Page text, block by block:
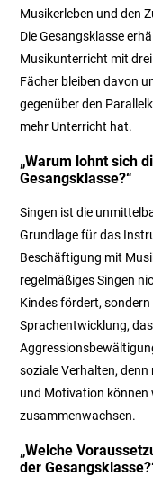
Musikerleben und den
Die Gesangsklasse
Musikunterricht mit
Fächer bleiben davon
gegenüber den
mehr Unterricht hat.
„Warum lohnt sich
Gesangsklasse?“
Singen ist die
Grundlage für das
Beschäftigung mit
regelmäßiges Singen
Kindes fördert,
Sprachentwicklung,
soziale Verhalten,
und Motivation können
zusammenwachsen.
„Welche
der